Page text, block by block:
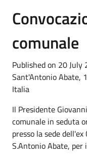
comunale
Published on 20 July
Sant'Antonio Abate,
Italia
Il Presidente
comunale in seduta
presso la sede
S.Antonio Abate, per